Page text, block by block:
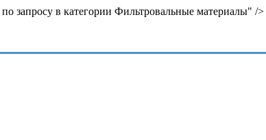
по запросу в категории Фильтровальные материалы" />